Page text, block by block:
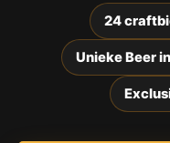
24
Unieke Beer